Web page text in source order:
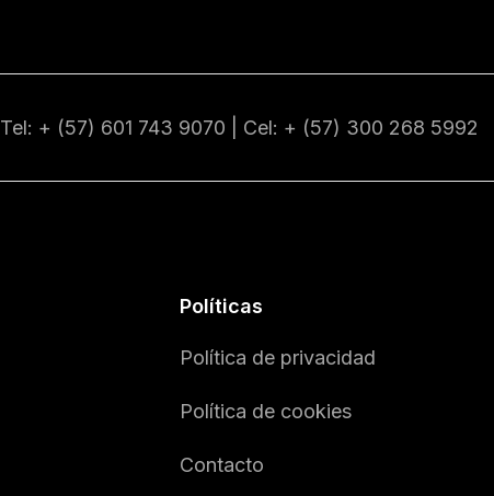
Tel: + (57) 601 743 9070 | Cel: + (57) 300 268 5992
Políticas
Política de privacidad
Política de cookies
Contacto